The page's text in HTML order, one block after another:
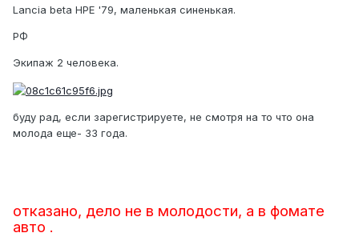
Lancia beta HPE '79, маленькая синенькая.
РФ
Экипаж 2 человека.
буду рад, если зарегистрируете, не смотря на то что она
молода еще- 33 года.
отказано, дело не в молодости, а в фомате
авто .